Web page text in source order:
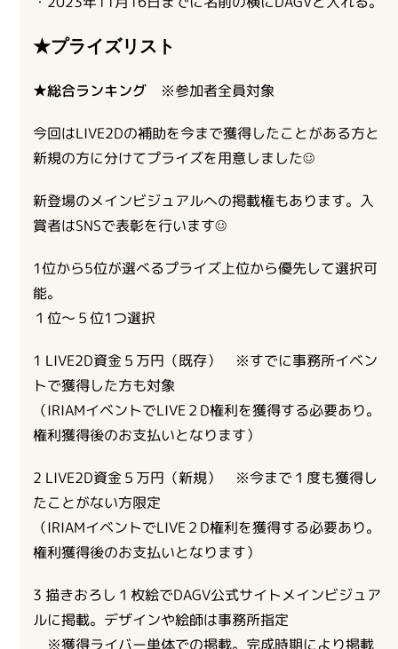
★プライズリスト
★総合ランキング ※参加者全員対象
今回はLIVE2Dの補助を今まで獲得したことがある方と
新規の方に分けてプライズを用意しました☺
新登場のメインビジュアルへの掲載権もあります。入
賞者はSNSで表彰を行います☺
1位から5位が選べるプライズ上位から優先して選択可
能。
１位～５位1つ選択
1 LIVE2D資金５万円（既存） ※すでに事務所イベン
トで獲得した方も対象
（IRIAMイベントでLIVE２D権利を獲得する必要あり。
権利獲得後のお支払いとなります）
2 LIVE2D資金５万円（新規） ※今まで１度も獲得し
たことがない方限定
（IRIAMイベントでLIVE２D権利を獲得する必要あり。
権利獲得後のお支払いとなります）
3 描きおろし１枚絵でDAGV公式サイトメインビジュア
ルに掲載。デザインや絵師は事務所指定
※獲得ライバー単体での掲載。完成時期により掲載